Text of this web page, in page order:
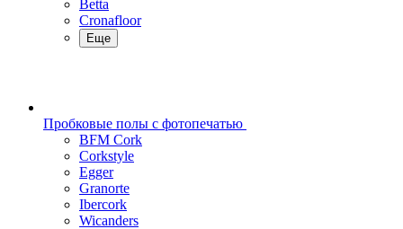
Betta
Cronafloor
Еще
Пробковые полы с фотопечатью
BFM Cork
Corkstyle
Egger
Granorte
Ibercork
Wicanders